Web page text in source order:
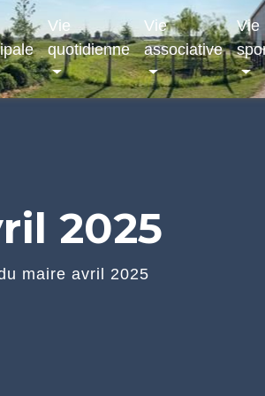
Vie
quotidienne
Vie
associative
Vie
2025
maire avril 2025